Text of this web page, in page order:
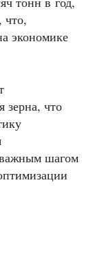
что,
экономике
зерна, что
важным шагом